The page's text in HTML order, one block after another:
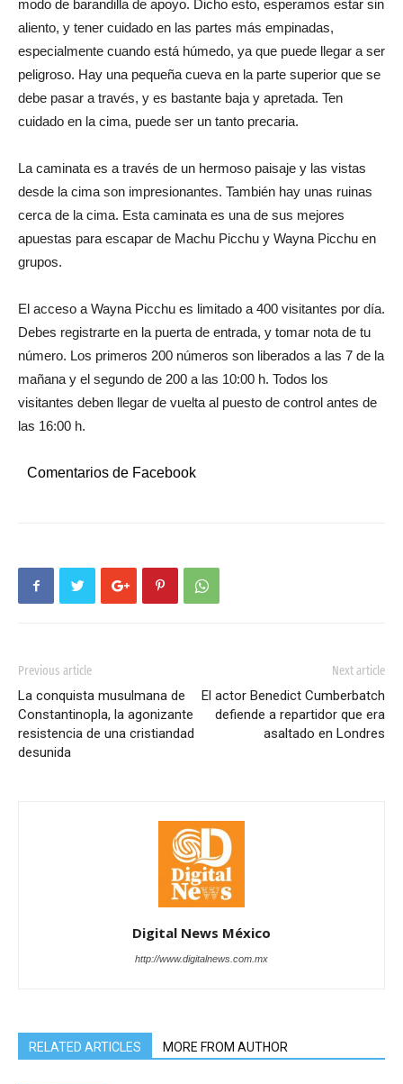
modo de barandilla de apoyo. Dicho esto, esperamos estar sin
aliento, y tener cuidado en las partes más empinadas,
especialmente cuando está húmedo, ya que puede llegar a ser
peligroso. Hay una pequeña cueva en la parte superior que se
debe pasar a través, y es bastante baja y apretada. Ten
cuidado en la cima, puede ser un tanto precaria.
La caminata es a través de un hermoso paisaje y las vistas
desde la cima son impresionantes. También hay unas ruinas
cerca de la cima. Esta caminata es una de sus mejores
apuestas para escapar de Machu Picchu y Wayna Picchu en
grupos.
El acceso a Wayna Picchu es limitado a 400 visitantes por día.
Debes registrarte en la puerta de entrada, y tomar nota de tu
número. Los primeros 200 números son liberados a las 7 de la
mañana y el segundo de 200 a las 10:00 h. Todos los
visitantes deben llegar de vuelta al puesto de control antes de
las 16:00 h.
Comentarios de Facebook
Previous article
La conquista musulmana de
Constantinopla, la agonizante
resistencia de una cristiandad
desunida
Next article
El actor Benedict Cumberbatch
defiende a repartidor que era
asaltado en Londres
Digital News México
http://www.digitalnews.com.mx
RELATED ARTICLES MORE FROM AUTHOR